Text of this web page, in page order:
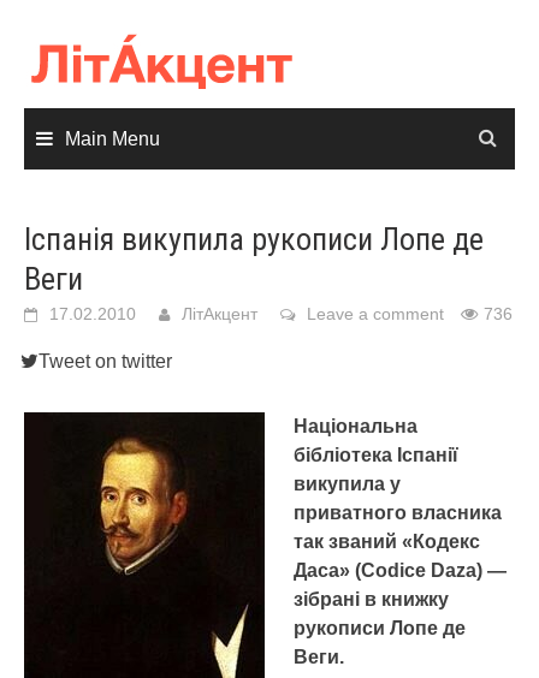
content
Main Menu
Іспанія викупила рукописи Лопе де
Веги
17.02.2010 ЛітАкцент Leave a comment 736
Tweet on twitter
Національна
бібліотека Іспанії
викупила у
приватного власника
так званий «Кодекс
Даса» (Codice Daza) —
зібрані в книжку
рукописи Лопе де
Веги.